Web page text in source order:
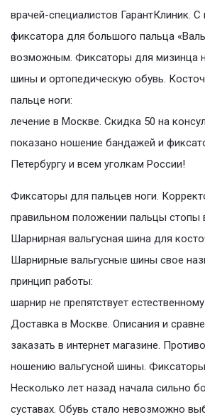
врачей-специалистов ГарантКлиник. С
фиксатора для большого пальца
возможным. Фиксаторы для мизинца
шины и ортопедическую обувь.
пальце ноги:
лечение в Москве. Cкидка 50 на
показано ношение бандажей и
Петербургу и всем уголкам России!
Фиксаторы для пальцев ноги.
правильном положении пальцы стопы
Шарнирная вальгусная шина для
Шарнирные вальгусные шины свое
принцип работы:
шарнир не препятствует
Доставка в Москве. Описания и
заказать в интернет магазине.
ношению вальгусной шины. Фиксаторы
Несколько лет назад начала сильно
суставах. Обувь стало невозможно